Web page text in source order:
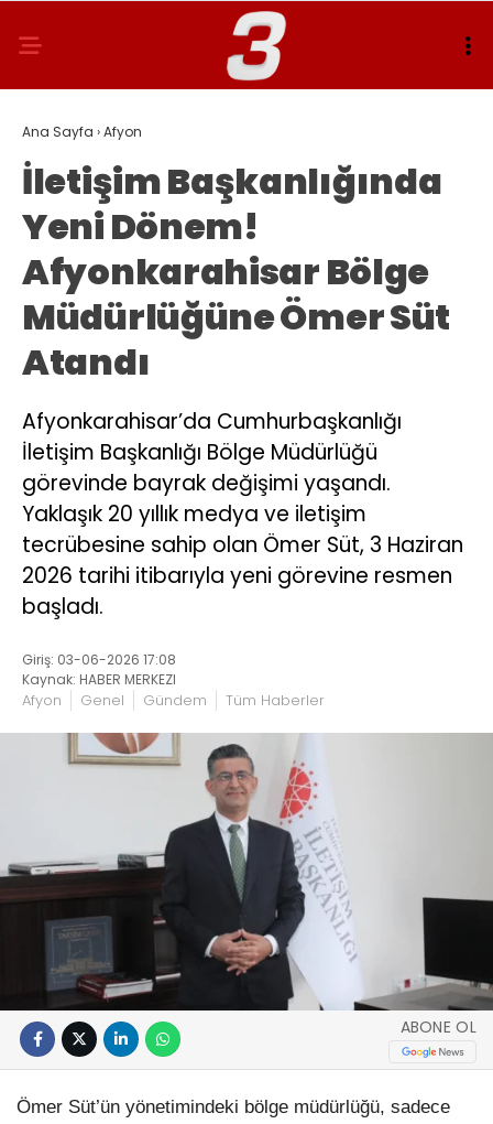
Ana Sayfa ›Afyon
İletişim Başkanlığında
Yeni Dönem!
Afyonkarahisar Bölge
Müdürlüğüne Ömer Süt
Atandı
Afyonkarahisar’da Cumhurbaşkanlığı
İletişim Başkanlığı Bölge Müdürlüğü
görevinde bayrak değişimi yaşandı.
Yaklaşık 20 yıllık medya ve iletişim
tecrübesine sahip olan Ömer Süt, 3 Haziran
2026 tarihi itibarıyla yeni görevine resmen
başladı.
Giriş: 03-06-2026 17:08
Kaynak: HABER MERKEZI
Afyon Genel Gündem Tüm Haberler
ABONE OL
Ömer Süt’ün yönetimindeki bölge müdürlüğü, sadece